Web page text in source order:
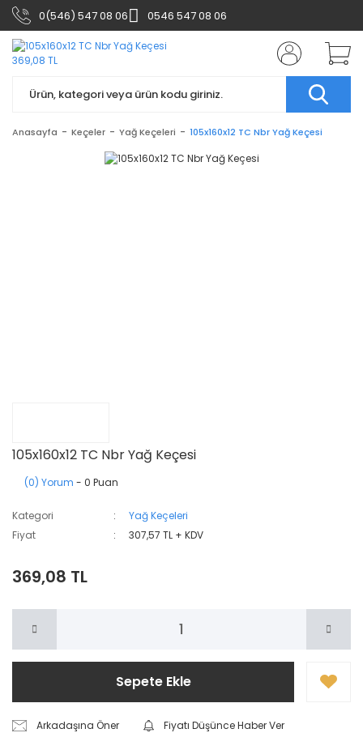
0(546) 547 08 06 0546 547 08 06
Anasayfa Keçeler Yağ Keçeleri 105x160x12 TC Nbr Yağ Keçesi
105x160x12 TC Nbr Yağ Keçesi
(0) Yorum - 0 Puan
Kategori
Yağ Keçeleri
Fiyat
307,57 TL + KDV
369,08 TL
Sepete Ekle
Arkadaşına Öner
Fiyatı Düşünce Haber Ver